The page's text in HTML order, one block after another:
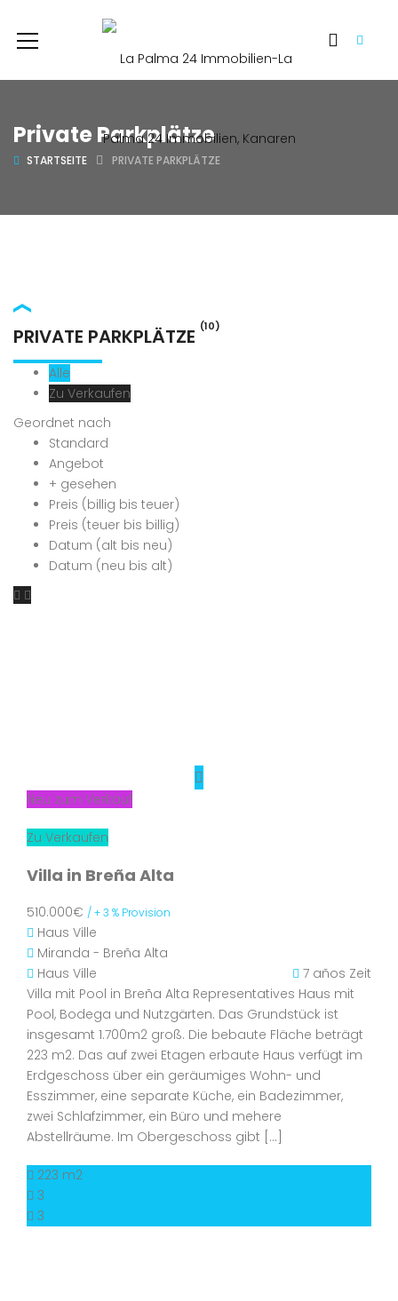
Private Parkplätze
STARTSEITE PRIVATE PARKPLÄTZE
PRIVATE PARKPLÄTZE (10)
Alle
Zu Verkaufen
Geordnet nach
Standard
Angebot
+ gesehen
Preis (billig bis teuer)
Preis (teuer bis billig)
Datum (alt bis neu)
Datum (neu bis alt)
Neu zum Verkauf
Zu Verkaufen
Villa in Breña Alta
510.000€ / + 3 % Provision
Haus Ville
Miranda - Breña Alta
Haus Ville
7 años Zeit
Villa mit Pool in Breña Alta Representatives Haus mit
Pool, Bodega und Nutzgärten. Das Grundstück ist
insgesamt 1.700m2 groß. Die bebaute Fläche beträgt
223 m2. Das auf zwei Etagen erbaute Haus verfügt im
Erdgeschoss über ein geräumiges Wohn- und
Esszimmer, eine separate Küche, ein Badezimmer,
zwei Schlafzimmer, ein Büro und mehere
Abstellräume. Im Obergeschoss gibt […]
223 m2
3
3